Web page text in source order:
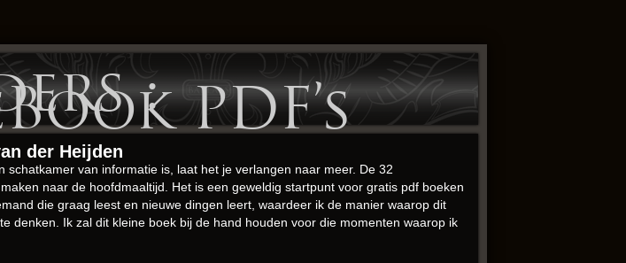
:PDF’s
der Heijden
van informatie is, laat het je verlangen naar meer. De 32
naar de hoofdmaaltijd. Het is een geweldig startpunt voor gratis pdf boeken
die graag leest en nieuwe dingen leert, waardeer ik de manier waarop dit
denken. Ik zal dit kleine boek bij de hand houden voor die momenten waarop ik